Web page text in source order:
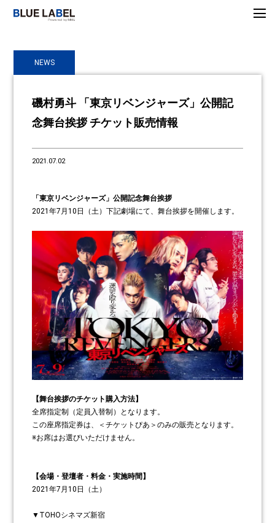
磯村勇斗 「東京リベンジャーズ」公開記
念舞台挨拶 チケット販売情報
2021.07.02
「東京リベンジャーズ」公開記念舞台挨拶
2021年7月10日（土）下記劇場にて、舞台挨拶を開催します。
【舞台挨拶のチケット購入方法】
全席指定制（定員入替制）となります。
この座席指定券は、＜チケットぴあ＞のみの販売となります。
※お席はお選びいただけません。
【会場・登壇者・料金・実施時間】
2021年7月10日（土）
▼TOHOシネマズ新宿
NEWS